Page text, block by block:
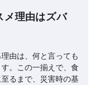
メ理由はズバ
由は、何と言っても
。この一揃えで、食
るまで、災害時の基